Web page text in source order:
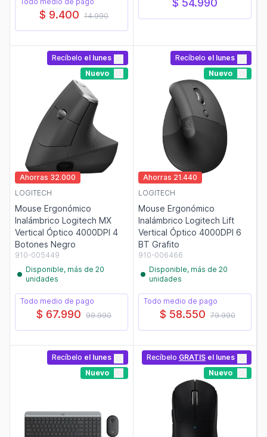
$ 9.400 14.990
$ 54.990
Recíbelo el lunes
Nuevo
Ahorras 32.000
LOGITECH
Mouse Ergonómico
Inalámbrico Logitech MX
Vertical Óptico 4000DPI 4
Botones Negro
910-005449
Disponible, más de 20
unidades
Todo medio de pago
$ 67.990 99.990
Recíbelo el lunes
Nuevo
Ahorras 21.440
LOGITECH
Mouse Ergonómico
Inalámbrico Logitech Lift
Vertical Óptico 4000DPI 6
BT Grafito
910-006466
Disponible, más de 20
unidades
Todo medio de pago
$ 58.550 79.990
Recíbelo el lunes
Nuevo
Recíbelo GRATIS el lunes
Nuevo